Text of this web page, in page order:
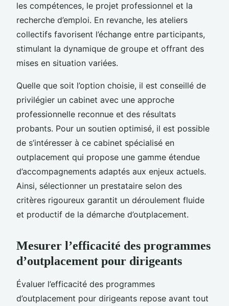
les compétences, le projet professionnel et la
recherche d’emploi. En revanche, les ateliers
collectifs favorisent l’échange entre participants,
stimulant la dynamique de groupe et offrant des
mises en situation variées.
Quelle que soit l’option choisie, il est conseillé de
privilégier un cabinet avec une approche
professionnelle reconnue et des résultats
probants. Pour un soutien optimisé, il est possible
de s’intéresser à ce cabinet spécialisé en
outplacement qui propose une gamme étendue
d’accompagnements adaptés aux enjeux actuels.
Ainsi, sélectionner un prestataire selon des
critères rigoureux garantit un déroulement fluide
et productif de la démarche d’outplacement.
Mesurer l’efficacité des programmes
d’outplacement pour dirigeants
Évaluer l’efficacité des programmes
d’outplacement pour dirigeants repose avant tout